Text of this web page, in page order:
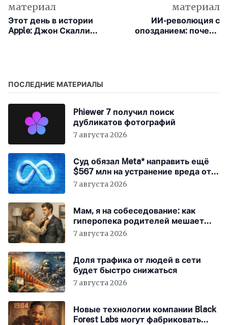
материал
Этот день в истории
Apple: Джон Скалли
материал
ИИ-революция с
опозданием: почему
ПОСЛЕДНИЕ МАТЕРИАЛЫ
Phiewer 7 получил поиск
дубликатов фотографий
7 августа 2026
Суд обязал Meta* направить ещё
$567 млн на устранение вреда от
соцсетей
7 августа 2026
Мам, я на собеседование: как
гиперопека родителей мешает
«зумерам» устроиться в компанию
7 августа 2026
Доля трафика от людей в сети
будет быстро снижаться
7 августа 2026
Новые технологии компании Black
Forest Labs могут фабриковать